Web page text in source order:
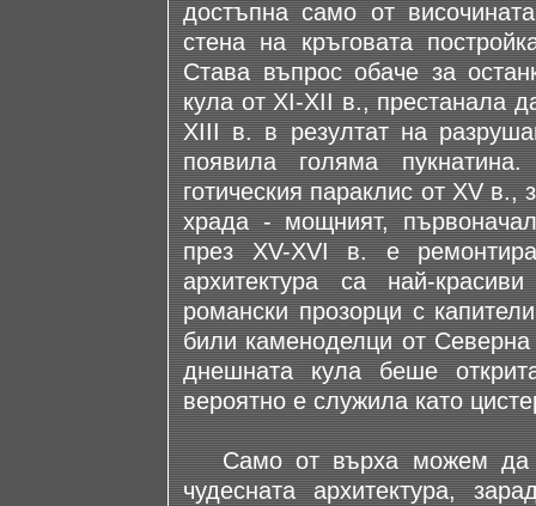
достъпна само от
стена на кръговата
Става въпрос обаче за
кула от XI-XII в., престанала
XIII в. в резултат на
появила голяма
готическия параклис от XV
храда - мощният,
през XV-XVI в. е
архитектура са най-
романски прозорци с
били каменоделци от
днешната кула беше
вероятно е служила като
Само от върха можем да
чудесната архитектура,